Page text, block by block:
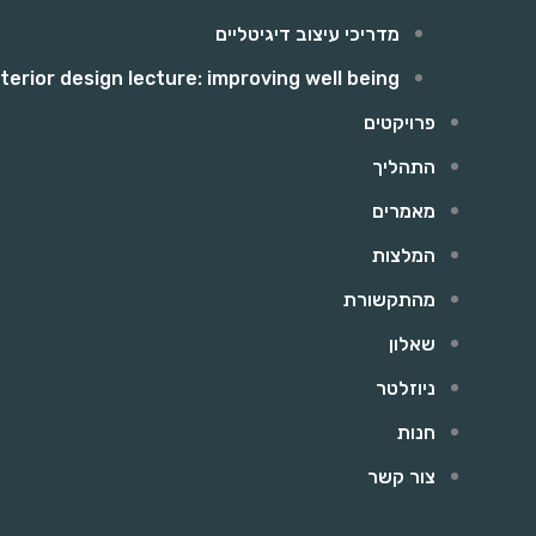
מדריכי עיצוב דיגיטליים
design lecture: improving well being
פרויקטים
התהליך
מאמרים
המלצות
מהתקשורת
שאלון
ניוזלטר
חנות
צור קשר